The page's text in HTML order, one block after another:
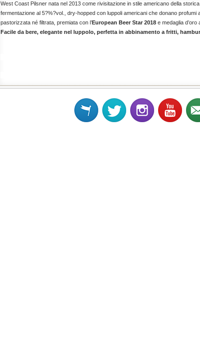
West Coast Pilsner nata nel 2013 come rivisitazione in stile americano della
fermentazione al 5?%?vol., dry-hopped con luppoli americani che donano
pastorizzata né filtrata, premiata con l’European Beer Star 2018e medaglia d’oro
Facile da bere, elegante nel luppolo, perfetta in abbinamento a fritti,